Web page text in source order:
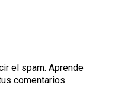
el spam. Aprende
comentarios.